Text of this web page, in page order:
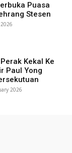
Puasa
Stesen
Kekal Ke
Paul Yong
2026